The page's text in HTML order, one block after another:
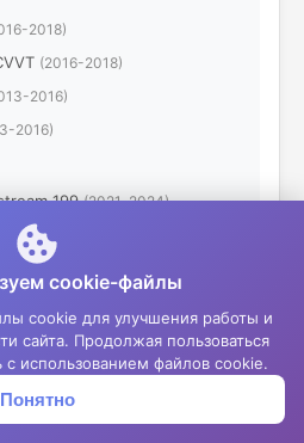
Войти
2018)
(2016-2018)
2016)
2016)
199(2021-2024)
180
249
(2018-2021)
(2018-2021)
(2018-2021)
cookie-файлы
cookie для улучшения работы и
сайта. Продолжая пользоваться
с использованием файлов cookie.
Понятно